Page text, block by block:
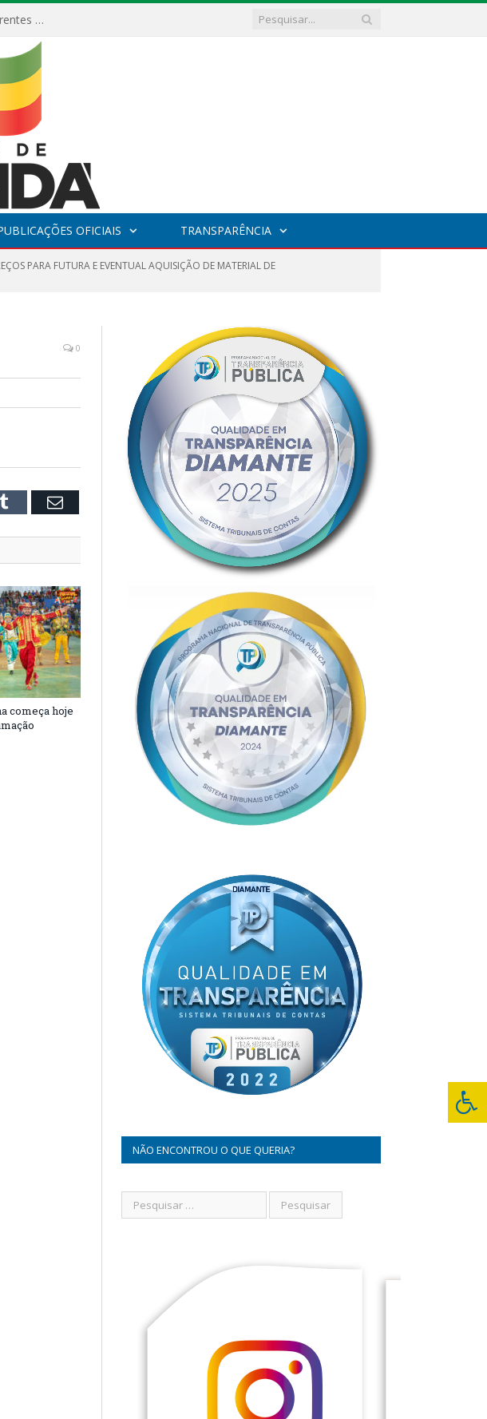
Relatórios Detalhados contendo todas as informações referentes a execução de recursos destinados ao fomento de projetos culturais no Município de Jacundá entre os anos de 2022 ao presente ano de 2026.
OFICIAIS TRANSPARÊNCIA
PARA FUTURA E EVENTUAL AQUISIÇÃO DE MATERIAL DE
0
Tumblr Email
começa hoje
NÃO ENCONTROU O QUE QUERIA?